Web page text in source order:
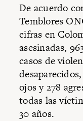
De acuerdo
Temblores
cifras en
asesinadas,
casos de
ojos y 278
todas las
30 años.